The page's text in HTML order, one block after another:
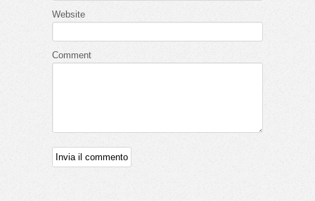
0
Arte,Asburgo-Lorena,Firenze,Gian Gastone de Medici,
Maria Teresa d’Austri,Medici
Website
Comment